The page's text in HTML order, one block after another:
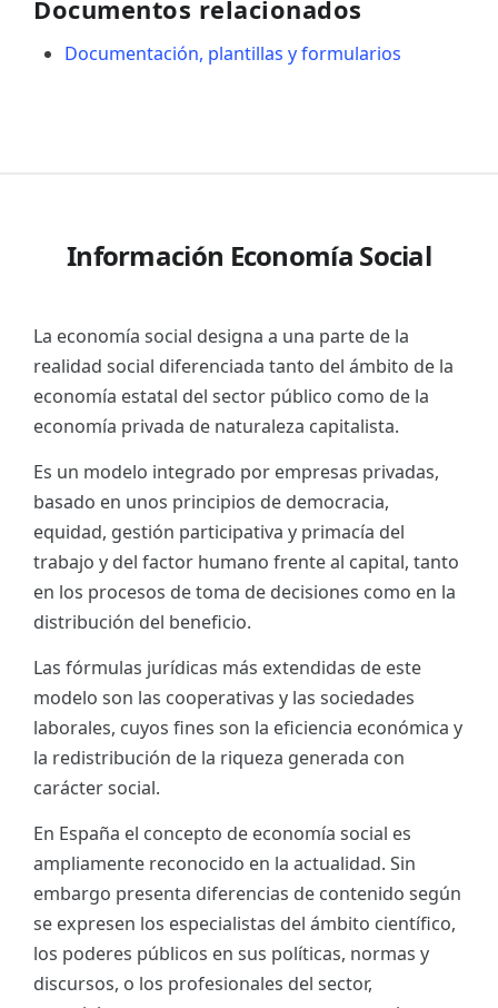
Documentos relacionados
Documentación, plantillas y formularios
Información Economía Social
La economía social designa a una parte de la
realidad social diferenciada tanto del ámbito de la
economía estatal del sector público como de la
economía privada de naturaleza capitalista.
Es un modelo integrado por empresas privadas,
basado en unos principios de democracia,
equidad, gestión participativa y primacía del
trabajo y del factor humano frente al capital, tanto
en los procesos de toma de decisiones como en la
distribución del beneficio.
Las fórmulas jurídicas más extendidas de este
modelo son las cooperativas y las sociedades
laborales, cuyos fines son la eficiencia económica y
la redistribución de la riqueza generada con
carácter social.
En España el concepto de economía social es
ampliamente reconocido en la actualidad. Sin
embargo presenta diferencias de contenido según
se expresen los especialistas del ámbito científico,
los poderes públicos en sus políticas, normas y
discursos, o los profesionales del sector,